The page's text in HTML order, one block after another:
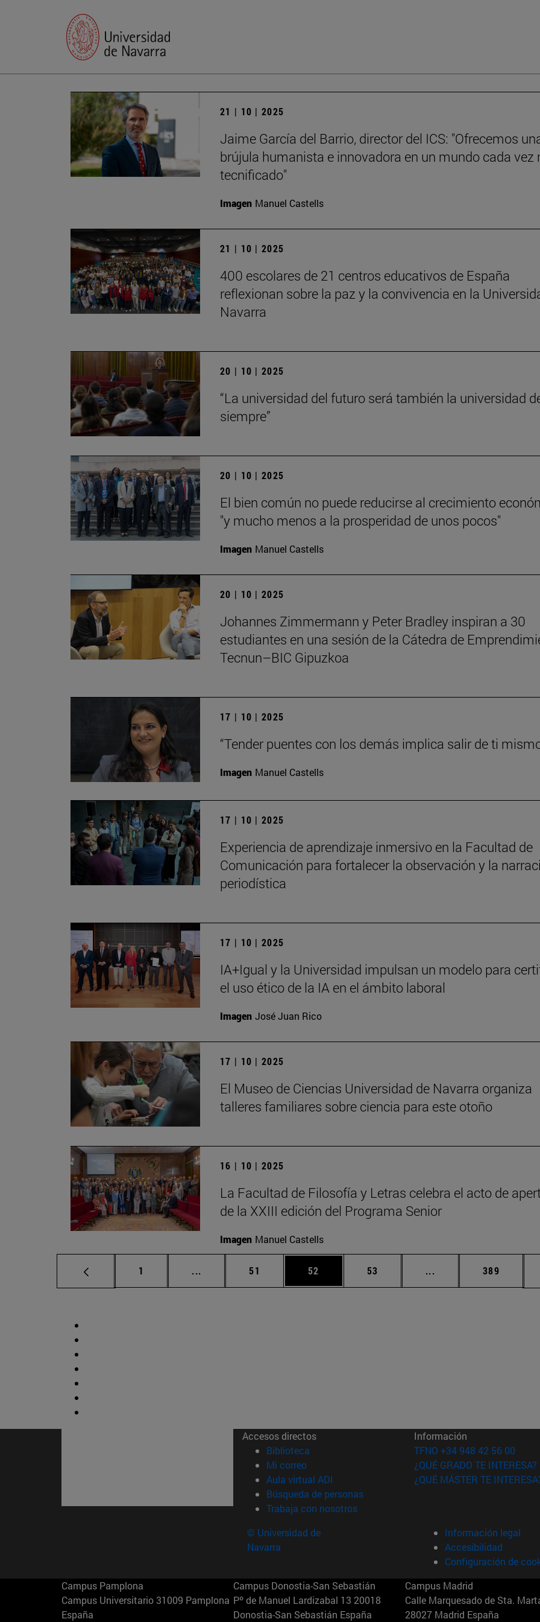
21 | 10 | 2025
Jaime García del Barrio, director del ICS: "Ofrecemos
brújula humanista e innovadora en un mundo cada vez
tecnificado"
Imagen Manuel Castells
21 | 10 | 2025
400 escolares de 21 centros educativos de España
reflexionan sobre la paz y la convivencia en la
Navarra
20 | 10 | 2025
“La universidad del futuro será también la universidad
siempre”
20 | 10 | 2025
El bien común no puede reducirse al crecimiento
"y mucho menos a la prosperidad de unos pocos"
Imagen Manuel Castells
20 | 10 | 2025
Johannes Zimmermann y Peter Bradley inspiran a 30
estudiantes en una sesión de la Cátedra de
Tecnun–BIC Gipuzkoa
17 | 10 | 2025
“Tender puentes con los demás implica salir de ti
Imagen Manuel Castells
17 | 10 | 2025
Experiencia de aprendizaje inmersivo en la Facultad de
Comunicación para fortalecer la observación y la
periodística
17 | 10 | 2025
IA+Igual y la Universidad impulsan un modelo para
el uso ético de la IA en el ámbito laboral
Imagen José Juan Rico
17 | 10 | 2025
El Museo de Ciencias Universidad de Navarra organiza
talleres familiares sobre ciencia para este otoño
16 | 10 | 2025
La Facultad de Filosofía y Letras celebra el acto de
de la XXIII edición del Programa Senior
Imagen Manuel Castells
Página
1 ... Páginas intermedias Use TAB para desplazarse.
Página
51 Página
52 Página
53 ... Páginas intermedias
Página
389
Accesos directos
Biblioteca (abre en nueva ventana)
Mi correo(abre en nueva ventana)
Aula virtual ADI (abre en nueva ventana)
Búsqueda de personas(abre en nueva ventana)
Trabaja con nosotros(abre en nueva ventana)
Información
TFNO +34 948 42 56 00
¿QUÉ GRADO TE INTERESA?
¿QUÉ MÁSTER TE
© Universidad de
Navarra
Información legal
Accesibilidad
Configuración de
Campus Pamplona
Campus Universitario 31009 Pamplona
España
Campus Donostia-San Sebastián
Pº de Manuel Lardizabal 13 20018
Donostia-San Sebastián España
Campus Madrid
Calle Marquesado de Sta.
28027 Madrid España